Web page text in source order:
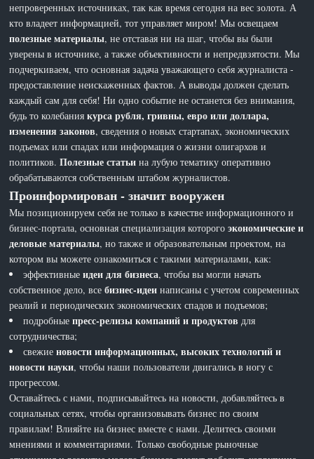
непроверенных источниках, так как время сегодня на вес золота. А
кто владеет информацией, тот управляет миром! Мы освещаем
полезные материалы, не отставая ни на шаг, чтобы вы были
уверены в источнике, а также объективности и непредвзятости. Мы
подчеркиваем, что основная задача уважающего себя журналиста -
предоставление неискаженных фактов. А выводы должен сделать
каждый сам для себя! Ни одно событие не останется без внимания,
будь то колебаниякурса рубля, гривны, евро или доллара,
изменения законов, сведения о новых стартапах, экономических
подъемах или спадах или информация о жизни олигархов и
политиков.Полезные статьи на лубую тематику оперативно
обрабатываются собственным штабом журналистов.
Проинформирован - значит вооружен
Мы позиционируем себя не только в качестве информационного и
бизнес-портала, основная специализация которогоэкономические и
деловые материалы, но также и образовательным проектом, на
котором вы можете ознакомиться с такими материалами, как:
эффективныеидеи для бизнеса, чтобы вы могли начать
собственное дело, всебизнес-идеи написаны с учетом современных
реалий и периодических экономических спадов и подъемов;
подробныепресс-релизы компаний и продуктов для
сотрудничества;
свежиеновости информационных, высоких технологий и
новости науки, чтобы наши пользователи двигались в ногу с
прогрессом.
Оставайтесь с нами, подписывайтесь на новости, добавляйтесь в
социальных сетях, чтобы организовывать бизнес по своим
правилам! Влияйте на бизнес вместе с нами. Делитесь своими
мнениями и комментариями. Только свободные рыночные